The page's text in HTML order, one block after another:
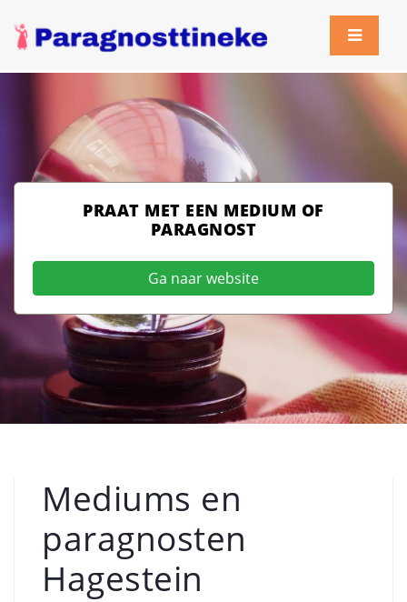
PRAAT MET EEN MEDIUM OF
PARAGNOST
Ga naar website
Mediums en
paragnosten
Hagestein